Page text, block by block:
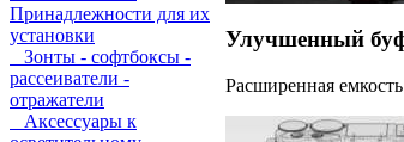
Принадлежности для их
установки
Зонты - софтбоксы -
рассеиватели -
отражатели
Аксессуары к
Улучшенный
Расширенная